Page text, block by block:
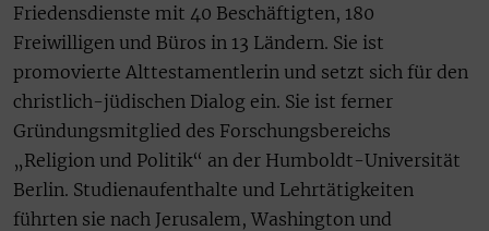
Friedensdienste mit 40 Beschäftigten, 180
Freiwilligen und Büros in 13 Ländern. Sie ist
promovierte Alttestamentlerin und setzt sich für den
christlich-jüdischen Dialog ein. Sie ist ferner
Gründungsmitglied des Forschungsbereichs
„Religion und Politik“ an der Humboldt-Universität
Berlin. Studienaufenthalte und Lehrtätigkeiten
führten sie nach Jerusalem, Washington und